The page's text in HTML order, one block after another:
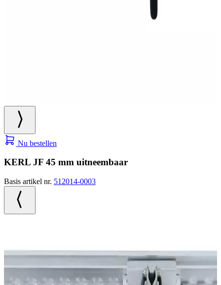
Nu bestellen
KERL JF 45 mm uitneembaar
Basis artikel nr. 512014-0003